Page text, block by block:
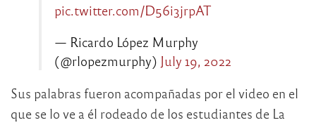
pic.twitter.com/D56i3jrpAT
— Ricardo López Murphy
(@rlopezmurphy) July 19, 2022
Sus palabras fueron acompañadas por el video en el
que se lo ve a él rodeado de los estudiantes de La